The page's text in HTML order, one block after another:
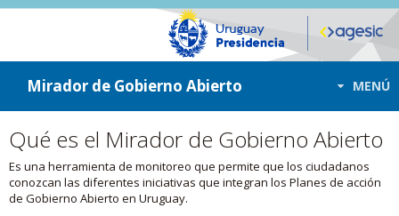
ir a contenido
ir al menú
Mirador de Gobierno Abierto MENÚ
Qué es el Mirador de Gobierno Abierto
Es una herramienta de monitoreo que permite que los ciudadanos
conozcan las diferentes iniciativas que integran los Planes de acción
de Gobierno Abierto en Uruguay.